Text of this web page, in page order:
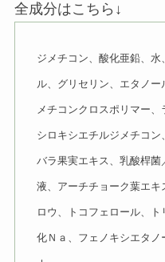
全成分はこちら↓
ジメチコン、酸化亜鉛、
ル、グリセリン、エタノ
メチコンクロスポリマー
シロキシエチルジメチコ
バラ果実エキス、乳酸桿
液、アーチチョーク葉エ
ロウ、トコフェロール、
化Ｎａ、フェノキシエタノ